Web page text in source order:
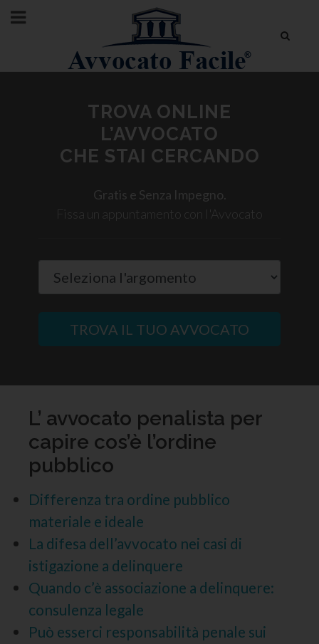
TROVA ONLINE
L’AVVOCATO
CHE STAI CERCANDO
Gratis e Senza Impegno.
Fissa un appuntamento con l'Avvocato
TROVA IL TUO AVVOCATO
L’ avvocato penalista per
capire cos’è l’ordine
pubblico
Differenza tra ordine pubblico
materiale e ideale
La difesa dell’avvocato nei casi di
istigazione a delinquere
Quando c’è associazione a delinquere:
consulenza legale
Può esserci responsabilità penale sui